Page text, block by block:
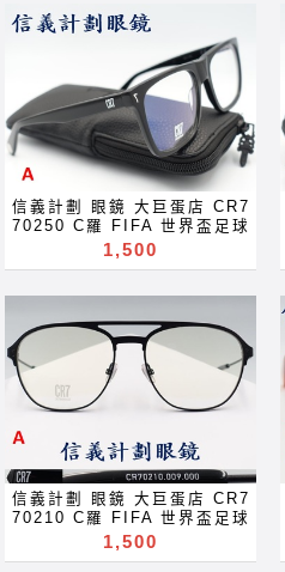
ImeMyself Eyewear
casual wear clothes and
accessories
焦點 鏡片 近视 眼镜 抗藍光
濾藍光 變色鏡片 抗蓝光 滤蓝
光 全視線 變色鏡片 全视线
变色镜片 optical frames
spectacles glasses Rx
prescription for near far
sighted reading glass
blue block lenses blue
light block filter
eyeglasses Акуляры
Kacamata Gafas Des
lunettes نظارات очки
Brýle Mga Salamin
occhiali Gläser szemüveg
glasögon Gelas चश्मा めが
ImeMyself Eyewear
casual wear clothes and
accessories
信義計劃 眼鏡 大巨蛋店 CR7
70250 C羅 FIFA 世界盃足球
賽 世足賽 大框 膠框 方框 彈
抗藍光 濾藍光 變色鏡片 抗蓝
光 滤蓝光 全視線 變色鏡片
全视线 变色镜片 optical
frames spectacles
glasses Rx prescription
for near far sighted
reading glass blue block
lenses blue light block
filter eyeglasses
Акуляры Kacamata Gafas
Des lunettes نظارات очки
Brýle Mga Salamin
occhiali Gläser szemüveg
1,500
信義計劃 眼鏡 大巨蛋店 CR7
70210 C羅 FIFA 世界盃足球
賽 世足賽 金屬框 圓框 雙槓
1,500